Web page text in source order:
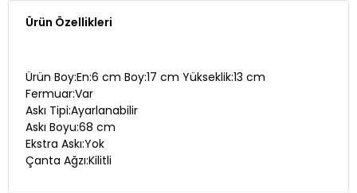
Ürün Özellikleri
Ürün Boy:En:6 cm Boy:17 cm Yükseklik:13 cm
Fermuar:Var
Askı Tipi:Ayarlanabilir
Askı Boyu:68 cm
Ekstra Askı:Yok
Çanta Ağzı:Kilitli